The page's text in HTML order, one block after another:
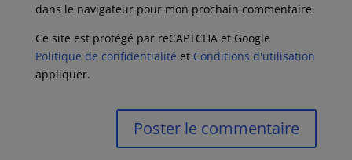
dans le navigateur pour mon prochain commentaire.
Ce site est protégé par reCAPTCHA et Google
Politique de confidentialité et Conditions d'utilisation
appliquer.